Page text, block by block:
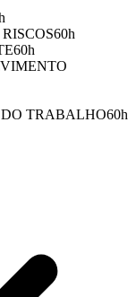
60h
60h
TRABALHO60h